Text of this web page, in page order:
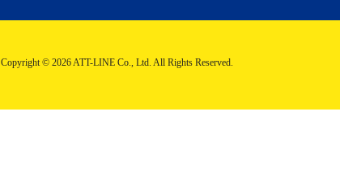
Copyright © 2026 ATT-LINE Co., Ltd. All Rights Reserved.